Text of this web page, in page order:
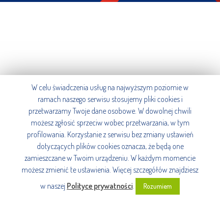
W celu świadczenia usług na najwyższym poziomie w
ramach naszego serwisu stosujemy pliki cookies i
przetwarzamy Twoje dane osobowe. W dowolnej chwili
możesz zgłosić sprzeciw wobec przetwarzania, w tym
profilowania. Korzystanie z serwisu bez zmiany ustawień
dotyczących plików cookies oznacza, że będą one
zamieszczane w Twoim urządzeniu. W każdym momencie
możesz zmienić te ustawienia. Więcej szczegółów znajdziesz
w naszej Polityce prywatności. Rozumiem